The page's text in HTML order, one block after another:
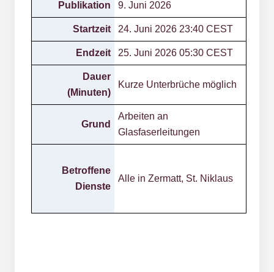
Publikation 9. Juni 2026
Startzeit 24. Juni 2026 23:40 CEST
Endzeit 25. Juni 2026 05:30 CEST
Dauer
(Minuten)
Kurze Unterbrüche möglich
Grund
Arbeiten an
Glasfaserleitungen
Betroffene
Dienste
Alle in Zermatt, St. Niklaus